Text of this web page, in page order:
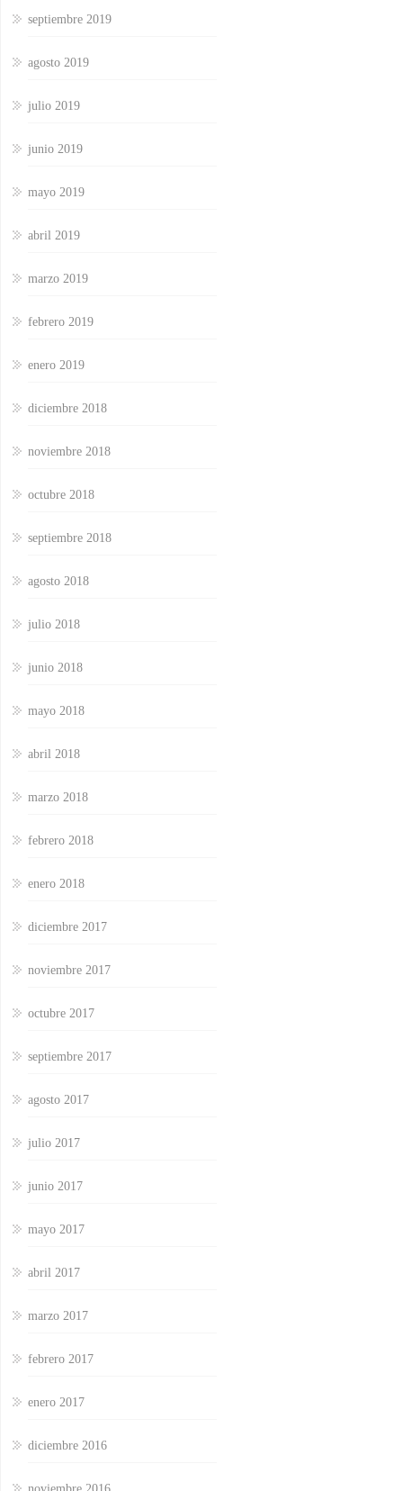
septiembre 2019
agosto 2019
julio 2019
junio 2019
mayo 2019
abril 2019
marzo 2019
febrero 2019
enero 2019
diciembre 2018
noviembre 2018
octubre 2018
septiembre 2018
agosto 2018
julio 2018
junio 2018
mayo 2018
abril 2018
marzo 2018
febrero 2018
enero 2018
diciembre 2017
noviembre 2017
octubre 2017
septiembre 2017
agosto 2017
julio 2017
junio 2017
mayo 2017
abril 2017
marzo 2017
febrero 2017
enero 2017
diciembre 2016